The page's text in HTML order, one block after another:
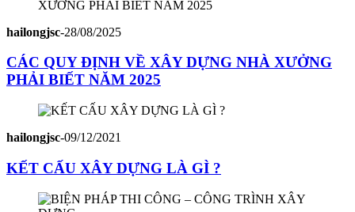
hailongjsc-28/08/2025
CÁC QUY ĐỊNH VỀ XÂY DỰNG NHÀ XƯỞNG
PHẢI BIẾT NĂM 2025
hailongjsc-09/12/2021
KẾT CẤU XÂY DỰNG LÀ GÌ ?